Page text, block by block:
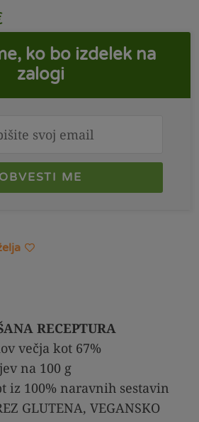
ko bo izdelek na
zalogi
OBVESTI ME
RECEPTURA
večja kot 67%
na 100 g
iz 100% naravnih sestavin
GLUTENA, VEGANSKO